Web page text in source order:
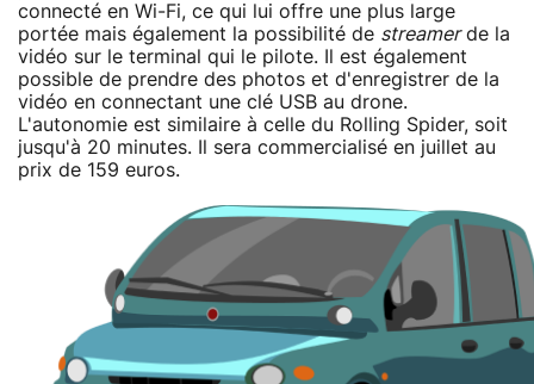
connecté en Wi-Fi, ce qui lui offre une plus large
portée mais également la possibilité de streamerde la
vidéo sur le terminal qui le pilote. Il est également
possible de prendre des photos et d'enregistrer de la
vidéo en connectant une clé USB au drone.
L'autonomie est similaire à celle du Rolling Spider, soit
jusqu'à 20 minutes. Il sera commercialisé en juillet au
prix de 159 euros.